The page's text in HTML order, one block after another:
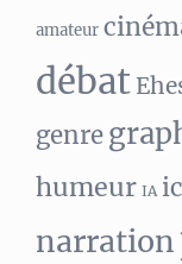
amateur
débat
genre
humeur IA
narration